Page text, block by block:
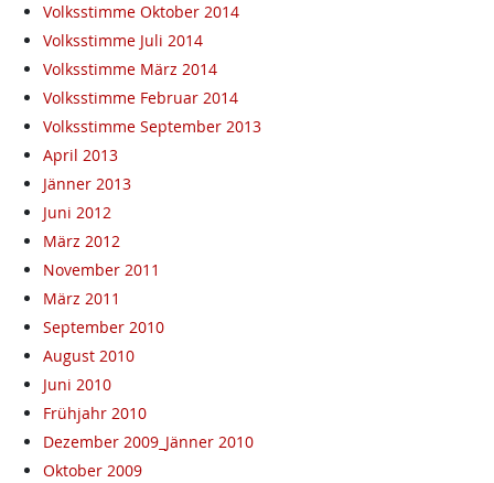
Volksstimme Oktober 2014
Volksstimme Juli 2014
Volksstimme März 2014
Volksstimme Februar 2014
Volksstimme September 2013
April 2013
Jänner 2013
Juni 2012
März 2012
November 2011
März 2011
September 2010
August 2010
Juni 2010
Frühjahr 2010
Dezember 2009_Jänner 2010
Oktober 2009